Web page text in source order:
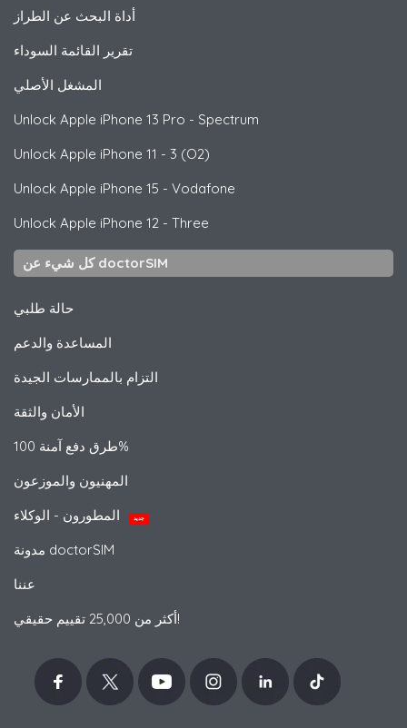
أداة البحث عن الطراز
تقرير القائمة السوداء
المشغل الأصلي
Unlock Apple iPhone 13 Pro - Spectrum
Unlock Apple iPhone 11 - 3 (O2)
Unlock Apple iPhone 15 - Vodafone
Unlock Apple iPhone 12 - Three
كل شيء عن doctorSIM
حالة طلبي
المساعدة والدعم
التزام بالممارسات الجيدة
الأمان والثقة
طرق دفع آمنة 100%
المهنيون والموزعون
جديد
مدونة doctorSIM
عننا
أكثر من 25,000 تقييم حقيقي!